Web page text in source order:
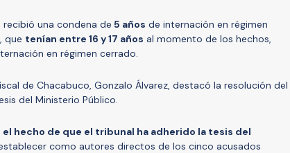
recibió una condena de 5 años de internación en régimen
que tenían entre 16 y 17 años al momento de los hechos,
en régimen cerrado.
de Chacabuco, Gonzalo Álvarez, destacó la resolución del
del Ministerio Público.
el hecho de que el tribunal ha adherido la tesis del
como autores directos de los cinco acusados